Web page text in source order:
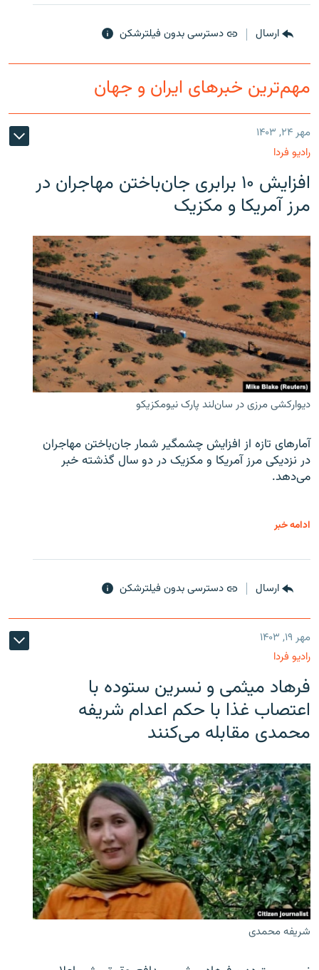
ارسال دسترسی بدون فیلترشکن
مهم‌ترین خبرهای ایران و جهان
مهر ۲۴, ۱۴۰۳
رادیو فردا
افزایش ۱۰ برابری جان‌باختن مهاجران در
مرز آمریکا و مکزیک
دیوارکشی مرزی در سان‌لند پارک نیومکزیکو
آمارهای تازه از افزایش چشمگیر شمار جان‌باختن مهاجران
در نزدیکی مرز آمریکا و مکزیک در دو سال گذشته خبر
می‌دهد.
ادامه خبر
ارسال دسترسی بدون فیلترشکن
مهر ۱۹, ۱۴۰۳
رادیو فردا
فرهاد میثمی و نسرین ستوده با
اعتصاب غذا با حکم اعدام شریفه
محمدی مقابله می‌کنند
شریفه محمدی